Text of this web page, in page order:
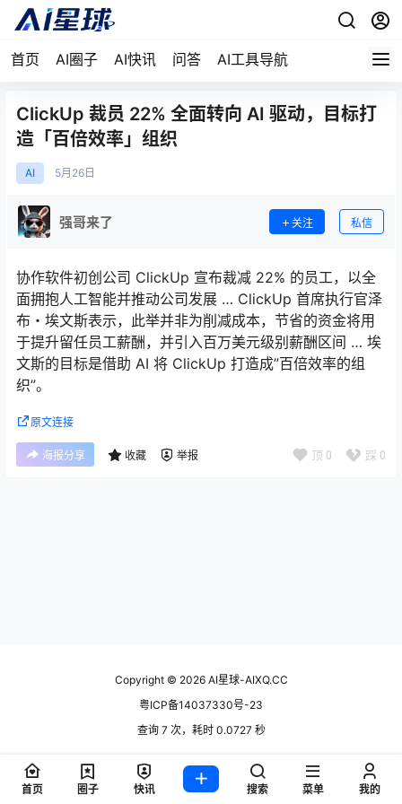
首页 AI圈子 AI快讯 问答 AI工具导航
ClickUp 裁员 22% 全面转向 AI 驱动，目标打
造「百倍效率」组织
AI 5月 26日
强哥来了 关注 私信
协作软件初创公司 ClickUp 宣布裁减 22% 的员工，以全
面拥抱人工智能并推动公司发展 … ClickUp 首席执行官泽
布・埃文斯表示，此举并非为削减成本，节省的资金将用
于提升留任员工薪酬，并引入百万美元级别薪酬区间 … 埃
文斯的目标是借助 AI 将 ClickUp 打造成”百倍效率的组
织”。
原文连接
海报分享 收藏 举报 顶 0 踩 0
Copyright © 2026AI星球-AIXQ.CC
粤ICP备14037330号-23
查询 7 次，耗时 0.0727 秒
首页 圈子 快讯 搜索 菜单 我的